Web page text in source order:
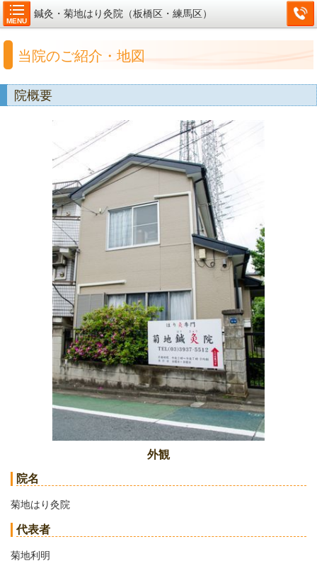
MENU
鍼灸・菊地はり灸院（板橋区・練馬区）
当院のご紹介・地図
院概要
外観
院名
菊地はり灸院
代表者
菊地利明